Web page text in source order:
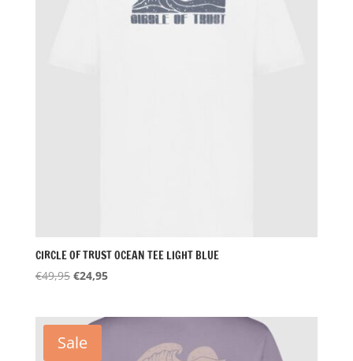
CIRCLE OF TRUST OCEAN TEE LIGHT BLUE
€49,95 Oorspronkelijke
€49,95.
€24,95Huidige
Sale